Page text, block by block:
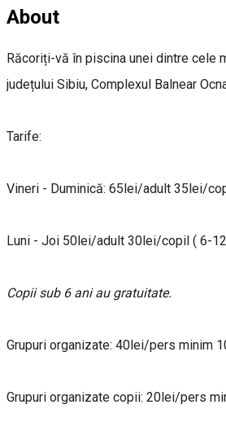
About
Răcoriți-vă în piscina unei dintre cele
județului Sibiu, Complexul Balnear
Tarife:
Vineri - Duminică: 65lei/adult 35lei/
Luni - Joi 50lei/adult 30lei/copil ( 6-
Copii sub 6 ani au gratuitate.
Grupuri organizate: 40lei/pers minim
Grupuri organizate copii: 20lei/pers